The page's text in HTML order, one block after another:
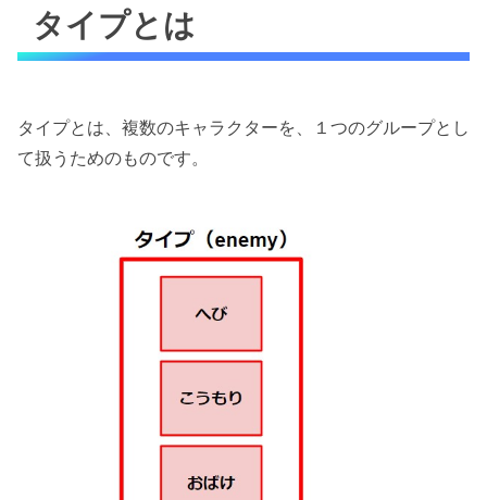
タイプとは
タイプとは、複数のキャラクターを、１つのグループとし
て扱うためのものです。